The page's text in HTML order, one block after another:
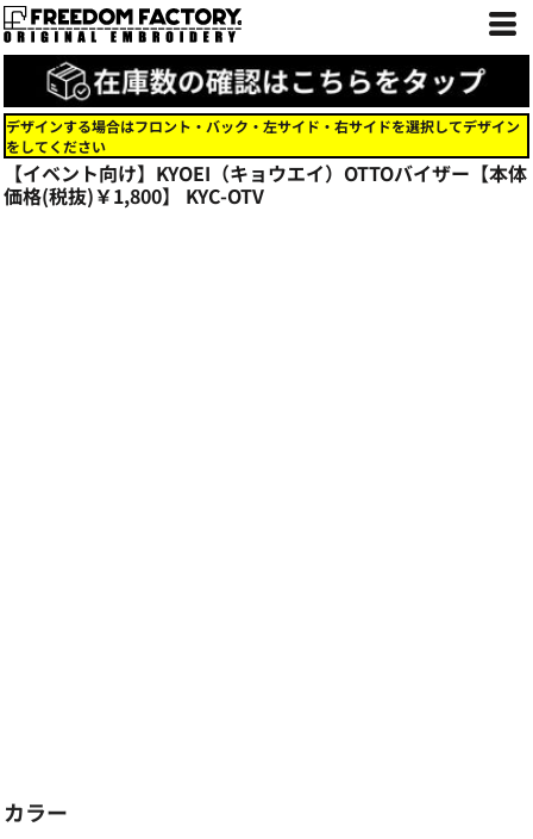
デザインする場合はフロント・バック・左サイド・右サイドを選択してデザイン
をしてください
【イベント向け】KYOEI（キョウエイ）OTTOバイザー【本体
価格(税抜)￥1,800】 KYC-OTV
カラー